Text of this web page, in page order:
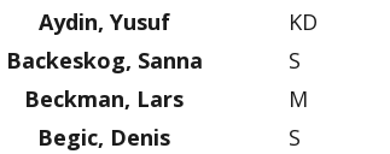
Aydin, Yusuf
KD
Backeskog, Sanna
S
Beckman, Lars
M
Begic, Denis
S